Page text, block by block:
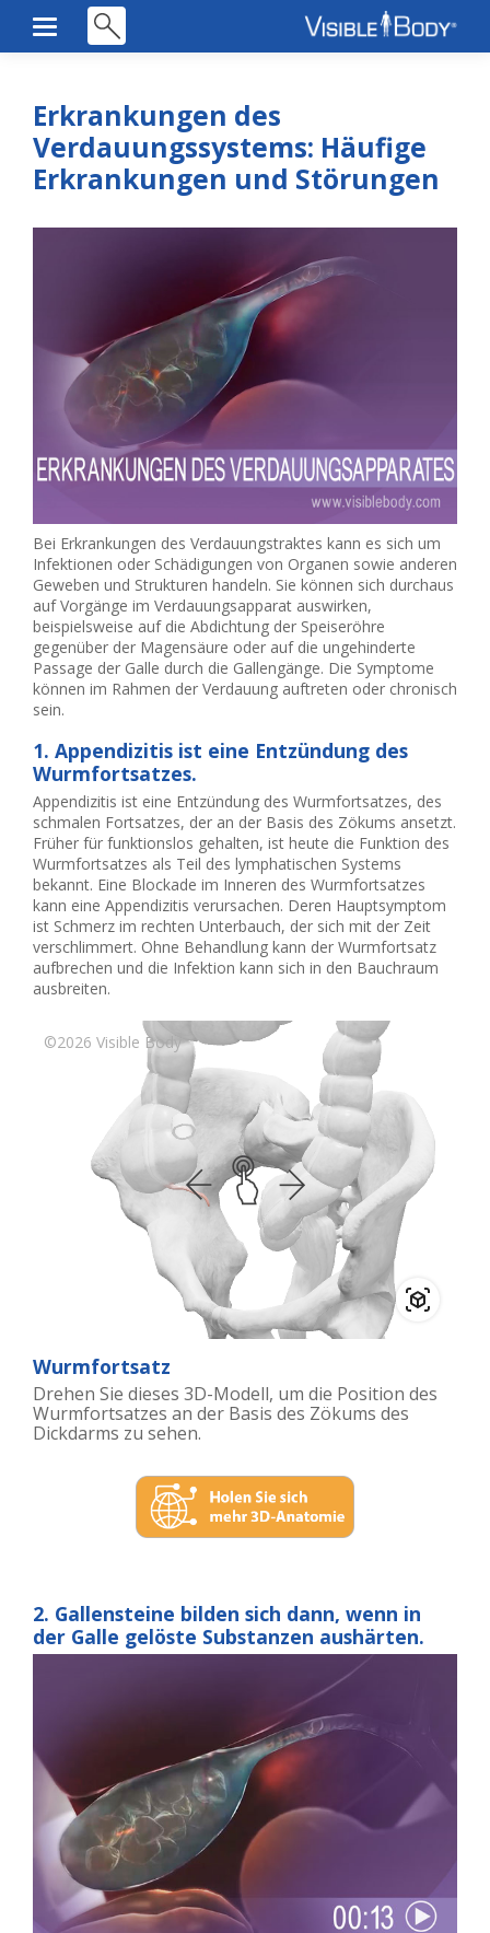
Erkrankungen des
Verdauungssystems: Häufige
Erkrankungen und Störungen
Bei Erkrankungen des Verdauungstraktes kann es sich um
Infektionen oder Schädigungen von Organen sowie anderen
Geweben und Strukturen handeln. Sie können sich durchaus
auf Vorgänge im Verdauungsapparat auswirken,
beispielsweise auf die Abdichtung der Speiseröhre
gegenüber der Magensäure oder auf die ungehinderte
Passage der Galle durch die Gallengänge. Die Symptome
können im Rahmen der Verdauung auftreten oder chronisch
sein.
1. Appendizitis ist eine Entzündung des
Wurmfortsatzes.
Appendizitis ist eine Entzündung des Wurmfortsatzes, des
schmalen Fortsatzes, der an der Basis des Zökums ansetzt.
Früher für funktionslos gehalten, ist heute die Funktion des
Wurmfortsatzes als Teil des lymphatischen Systems
bekannt. Eine Blockade im Inneren des Wurmfortsatzes
kann eine Appendizitis verursachen. Deren Hauptsymptom
ist Schmerz im rechten Unterbauch, der sich mit der Zeit
verschlimmert. Ohne Behandlung kann der Wurmfortsatz
aufbrechen und die Infektion kann sich in den Bauchraum
ausbreiten.
Wurmfortsatz
Drehen Sie dieses 3D-Modell, um die Position des
Wurmfortsatzes an der Basis des Zökums des
Dickdarms zu sehen.
2. Gallensteine bilden sich dann, wenn in
der Galle gelöste Substanzen aushärten.